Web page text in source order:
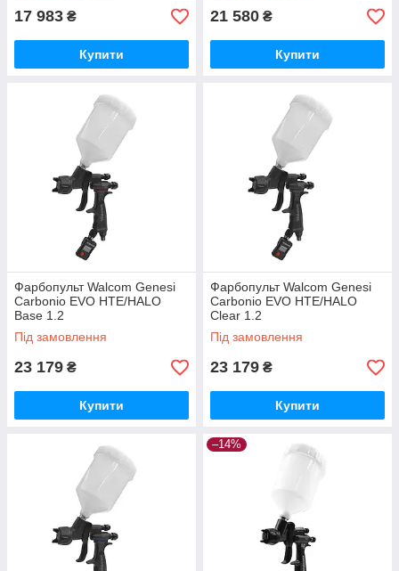
17 983 ₴
Купити
21 580 ₴
Купити
Фарбопульт Walcom Genesi
Carbonio EVO HTE/HALO
Base 1.2
Під замовлення
23 179 ₴
Купити
Фарбопульт Walcom Genesi
Carbonio EVO HTE/HALO
Clear 1.2
Під замовлення
23 179 ₴
Купити
–14%